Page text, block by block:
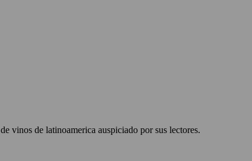
vinos de latinoamerica auspiciado por sus lectores.